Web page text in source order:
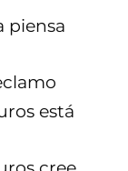
piensa
está